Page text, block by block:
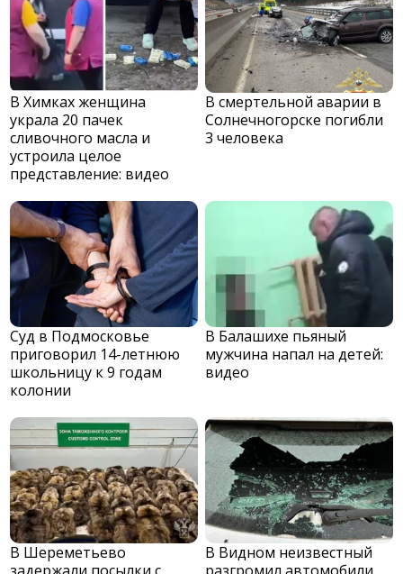
В Химках женщина
украла 20 пачек
сливочного масла и
устроила целое
представление: видео
В смертельной аварии в
Солнечногорске погибли
3 человека
Суд в Подмосковье
приговорил 14-летнюю
школьницу к 9 годам
колонии
В Балашихе пьяный
мужчина напал на детей:
видео
В Шереметьево
В Видном неизвестный